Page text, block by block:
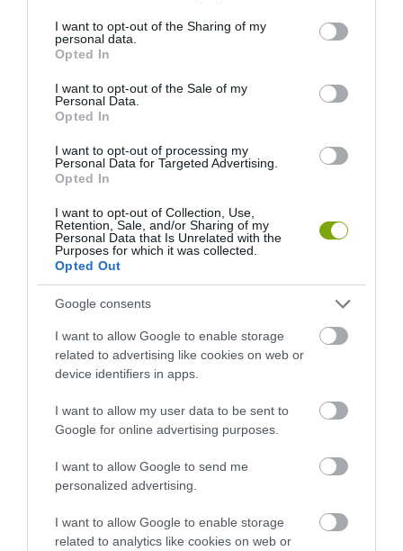
not limited to your visit or usage behaviour. You may click to
grant or deny consent to Google and its third-party tags to
use your data for below specified purposes in below Google
consent section.
I want to opt-out of the Sharing of my
personal data.
Opted In
I want to opt-out of the Sale of my
Personal Data.
Opted In
I want to opt-out of processing my
Personal Data for Targeted Advertising.
Opted In
I want to opt-out of Collection, Use,
Retention, Sale, and/or Sharing of my
Personal Data that Is Unrelated with the
Purposes for which it was collected.
Opted Out
Google consents
I want to allow Google to enable storage
related to advertising like cookies on web or
device identifiers in apps.
I want to allow my user data to be sent to
Google for online advertising purposes.
I want to allow Google to send me
personalized advertising.
I want to allow Google to enable storage
related to analytics like cookies on web or
SOKKAL DRÁMAIBB, MINT A
NYUGODT
EUKALIPTUSZRÁGCSÁLÁS
SUGALLJA
2026-08-07
SZÍNES HALAKBÓL ÁLL: MOST
2026-08-06
FELETT: MI EZ A LÁTHATATLAN
FEDŐ, ÉS MI TÖRTÉNIK
2026-08-03
NEM CSAK A RITKASÁGOK
BAJBAN VANNAK: A
HÉTKÖZNAPI MADARAK ÉS
PILLANGÓK CSENDES
ELTŰNÉSE A NAGYOBB
2026-08-03